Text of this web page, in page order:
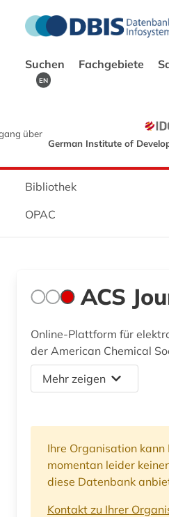
Suchen Fachgebiete
EN
über
German Institute of
Bibliothek
OPAC
ACS
Online-Plattform für
der American Chemical
Mehr zeigen
Ihre Organisation kann
momentan leider
diese Datenbank
Kontakt zu Ihrer